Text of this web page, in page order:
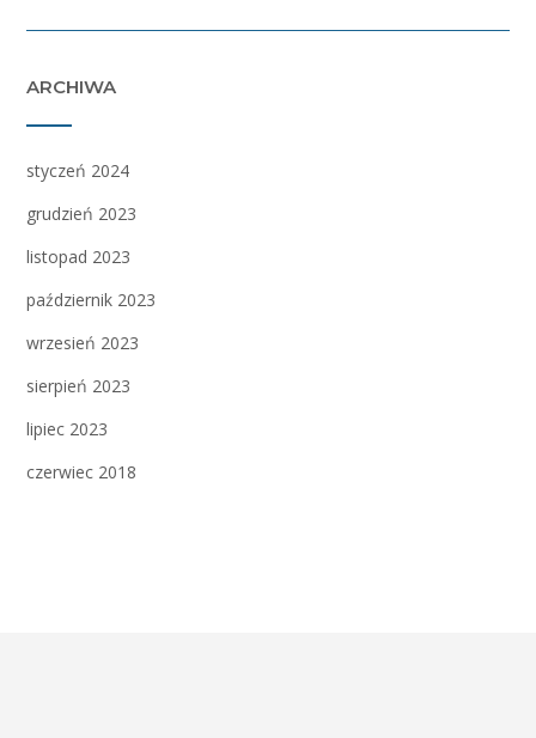
ARCHIWA
styczeń 2024
grudzień 2023
listopad 2023
październik 2023
wrzesień 2023
sierpień 2023
lipiec 2023
czerwiec 2018